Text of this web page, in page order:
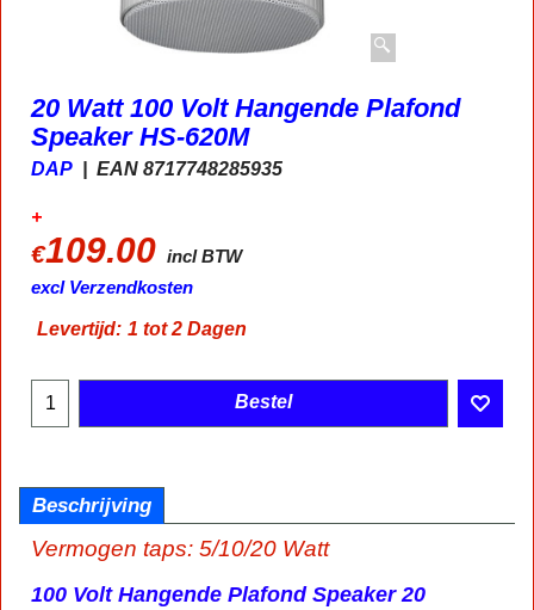
20 Watt 100 Volt Hangende Plafond
Speaker HS-620M
DAP EAN 8717748285935
+
€109.00 incl BTW
excl Verzendkosten
Levertijd: 1 tot 2 Dagen
Bestel
Beschrijving
Vermogen taps: 5/10/20 Watt
100 Volt Hangende Plafond Speaker20